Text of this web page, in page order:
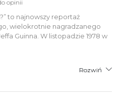
opinii
to najnowszy reportaż
wielokrotnie nagradzanego
Guinna. W listopadzie 1978 w
Rozwiń